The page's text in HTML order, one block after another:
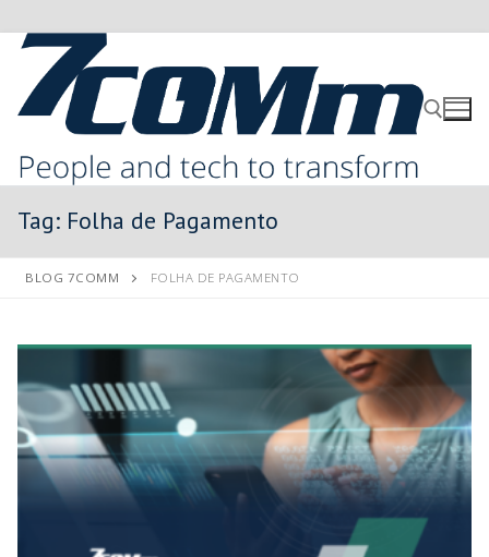
Tag: Folha de Pagamento
BLOG 7COMM FOLHA DE PAGAMENTO